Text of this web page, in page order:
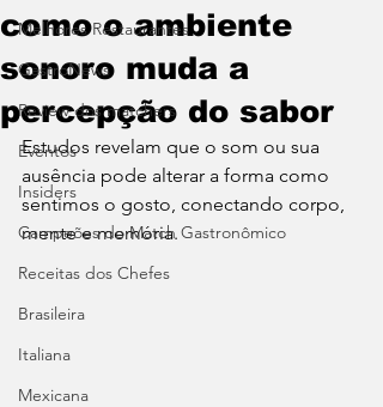
Melhores Restaurantes
⁠GastroNews
Review dos matchers
Eventos
⁠Insiders
Campeões do Match Gastronômico
Receitas dos Chefes
Brasileira
Italiana
Mexicana
como o ambiente
sonoro muda a
percepção do sabor
Estudos revelam que o som ou sua
ausência pode alterar a forma como
sentimos o gosto, conectando corpo,
mente e memória.